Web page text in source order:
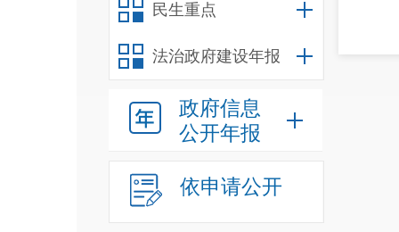
民生重点
法治政府建设年报
政府信息
公开年报
依申请公开